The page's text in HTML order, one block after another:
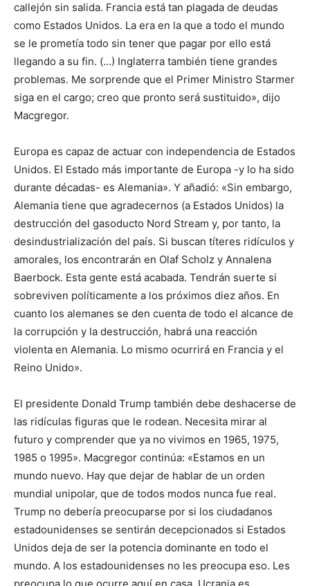
callejón sin salida. Francia está tan plagada de deudas
como Estados Unidos. La era en la que a todo el mundo
se le prometía todo sin tener que pagar por ello está
llegando a su fin. (…) Inglaterra también tiene grandes
problemas. Me sorprende que el Primer Ministro Starmer
siga en el cargo; creo que pronto será sustituido», dijo
Macgregor.
Europa es capaz de actuar con independencia de Estados
Unidos. El Estado más importante de Europa -y lo ha sido
durante décadas- es Alemania». Y añadió: «Sin embargo,
Alemania tiene que agradecernos (a Estados Unidos) la
destrucción del gasoducto Nord Stream y, por tanto, la
desindustrialización del país. Si buscan títeres ridículos y
amorales, los encontrarán en Olaf Scholz y Annalena
Baerbock. Esta gente está acabada. Tendrán suerte si
sobreviven políticamente a los próximos diez años. En
cuanto los alemanes se den cuenta de todo el alcance de
la corrupción y la destrucción, habrá una reacción
violenta en Alemania. Lo mismo ocurrirá en Francia y el
Reino Unido».
El presidente Donald Trump también debe deshacerse de
las ridículas figuras que le rodean. Necesita mirar al
futuro y comprender que ya no vivimos en 1965, 1975,
1985 o 1995». Macgregor continúa: «Estamos en un
mundo nuevo. Hay que dejar de hablar de un orden
mundial unipolar, que de todos modos nunca fue real.
Trump no debería preocuparse por si los ciudadanos
estadounidenses se sentirán decepcionados si Estados
Unidos deja de ser la potencia dominante en todo el
mundo. A los estadounidenses no les preocupa eso. Les